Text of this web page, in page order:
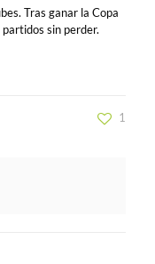
Tras ganar la Copa
sin perder.
1